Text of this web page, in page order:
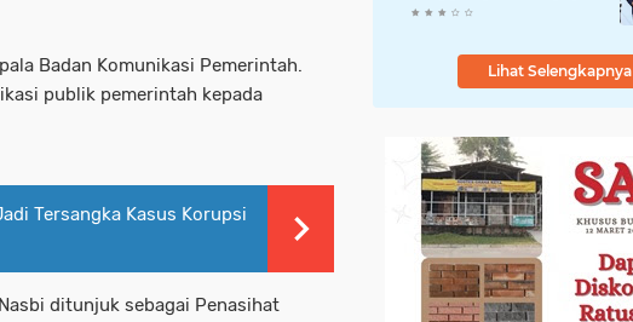
Badan Komunikasi Pemerintah.
publik pemerintah kepada
Tersangka Kasus Korupsi
ditunjuk sebagai Penasihat
Jaga Kondisi Tetap
Lihat Selengkapnya